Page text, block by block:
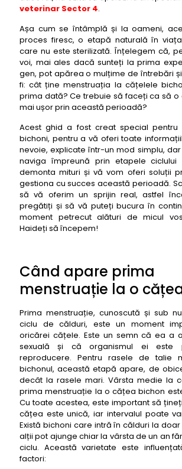
veterinar Sector 4.
Așa cum se întâmplă și la oameni,
proces firesc, o etapă naturală în
care nu este sterilizată. Înțelegem că,
voi, mai ales dacă sunteți la prima
gen, pot apărea o mulțime de întrebări
fi: cât ține menstruația la cățelele
prima dată? Ce trebuie să faceți ca să o
mai ușor prin această perioadă?
Acest ghid a fost creat special pentru
bichoni, pentru a vă oferi toate
nevoie, explicate într-un mod simplu,
naviga împreună prin etapele ciclului
demonta mituri și vă vom oferi soluții
gestiona cu succes această perioadă.
să vă oferim un sprijin real, astfel
pregătiți și să vă puteți bucura în
moment petrecut alături de micul
Haideți să începem!
Când apare prima
menstruație la o
Prima menstruație, cunoscută și sub
ciclu de călduri, este un moment
oricărei cățele. Este un semn că ea a
sexuală și că organismul ei este
reproducere. Pentru rasele de talie
bichonul, această etapă apare, de
decât la rasele mari. Vârsta medie la
prima menstruație la o cățea bichon
Cu toate acestea, este important să
cățea este unică, iar intervalul poate
Există bichoni care intră în călduri la
alții pot ajunge chiar la vârsta de un an
ciclu. Această varietate este
factori: